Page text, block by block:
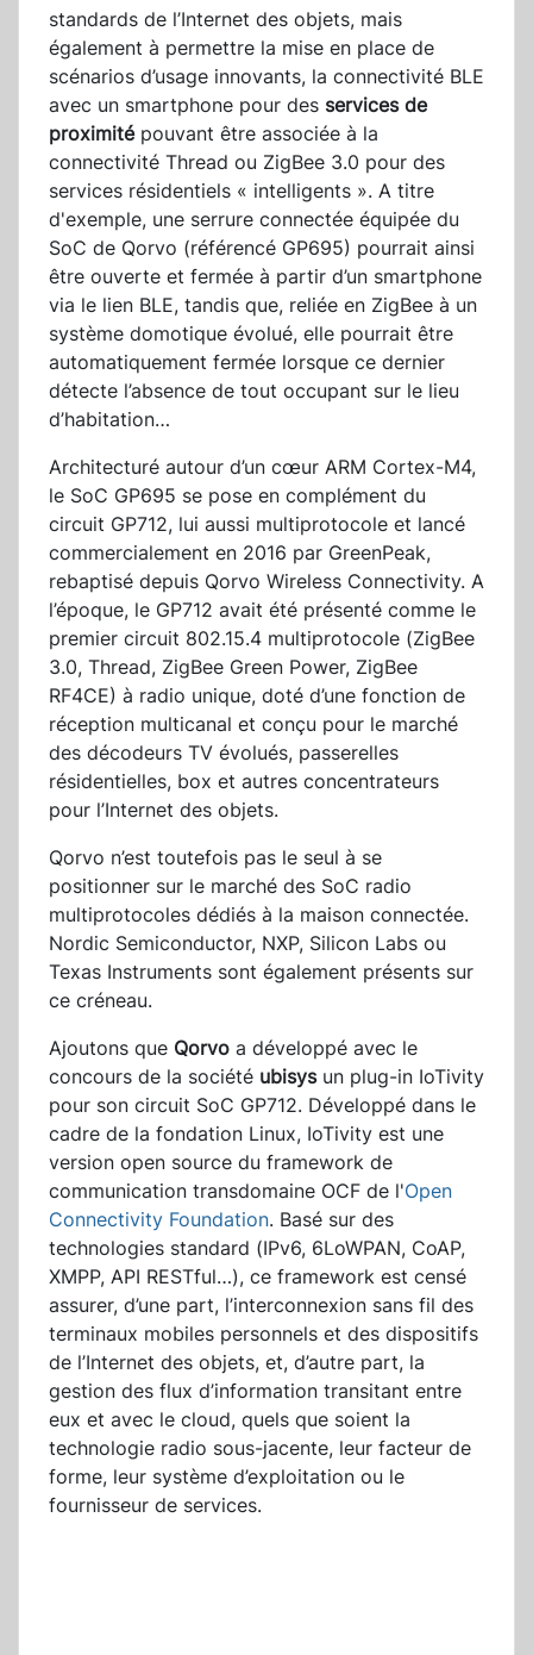
standards de l’Internet des objets, mais
également à permettre la mise en place de
scénarios d’usage innovants, la connectivité BLE
avec un smartphone pour des services de
proximitépouvant être associée à la
connectivité Thread ou ZigBee 3.0 pour des
services résidentiels « intelligents ». A titre
d'exemple, une serrure connectée équipée du
SoC de Qorvo (référencé GP695) pourrait ainsi
être ouverte et fermée à partir d’un smartphone
via le lien BLE, tandis que, reliée en ZigBee à un
système domotique évolué, elle pourrait être
automatiquement fermée lorsque ce dernier
détecte l’absence de tout occupant sur le lieu
d’habitation…
Architecturé autour d’un cœur ARM Cortex-M4,
le SoC GP695 se pose en complément du
circuit GP712, lui aussi multiprotocole et lancé
commercialement en 2016 par GreenPeak,
rebaptisé depuis Qorvo Wireless Connectivity. A
l’époque, le GP712 avait été présenté comme le
premier circuit 802.15.4 multiprotocole (ZigBee
3.0, Thread, ZigBee Green Power, ZigBee
RF4CE) à radio unique, doté d’une fonction de
réception multicanal et conçu pour le marché
des décodeurs TV évolués, passerelles
résidentielles, box et autres concentrateurs
pour l’Internet des objets.
Qorvo n’est toutefois pas le seul à se
positionner sur le marché des SoC radio
multiprotocoles dédiés à la maison connectée.
Nordic Semiconductor, NXP, Silicon Labs ou
Texas Instruments sont également présents sur
ce créneau.
Ajoutons que Qorvo a développé avec le
concours de la société ubisysun plug-in IoTivity
pour son circuit SoC GP712. Développé dans le
cadre de la fondation Linux, IoTivity est une
version open source du framework de
communication transdomaine OCF de l'Open
Connectivity Foundation. Basé sur des
technologies standard (IPv6, 6LoWPAN, CoAP,
XMPP, API RESTful…), ce framework est censé
assurer, d’une part, l’interconnexion sans fil des
terminaux mobiles personnels et des dispositifs
de l’Internet des objets, et, d’autre part, la
gestion des flux d’information transitant entre
eux et avec le cloud, quels que soient la
technologie radio sous-jacente, leur facteur de
forme, leur système d’exploitation ou le
fournisseur de services.